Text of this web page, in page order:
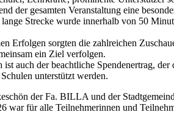
der gesamten Veranstaltung eine
Strecke wurde innerhalb von 50
Erfolgen sorgten die zahlreichen
ein Ziel verfolgen.
ist auch der beachtliche Spendenertrag,
unterstützt werden.
der Fa. BILLA und der
war für alle Teilnehmerinnen und